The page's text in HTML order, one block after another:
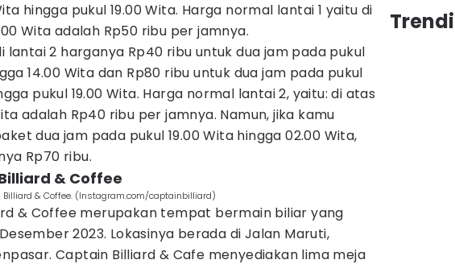
hingga pukul 19.00 Wita. Harga normal lantai 1 yaitu di
Wita adalah Rp50 ribu per jamnya.
lantai 2 harganya Rp40 ribu untuk dua jam pada pukul
14.00 Wita dan Rp80 ribu untuk dua jam pada pukul
pukul 19.00 Wita. Harga normal lantai 2, yaitu: di atas
adalah Rp40 ribu per jamnya. Namun, jika kamu
dua jam pada pukul 19.00 Wita hingga 02.00 Wita,
Rp70 ribu.
& Coffee
& Coffee. (Instagram.com/captainbilliard)
& Coffee merupakan tempat bermain biliar yang
2023. Lokasinya berada di Jalan Maruti,
Captain Billiard & Cafe menyediakan lima meja